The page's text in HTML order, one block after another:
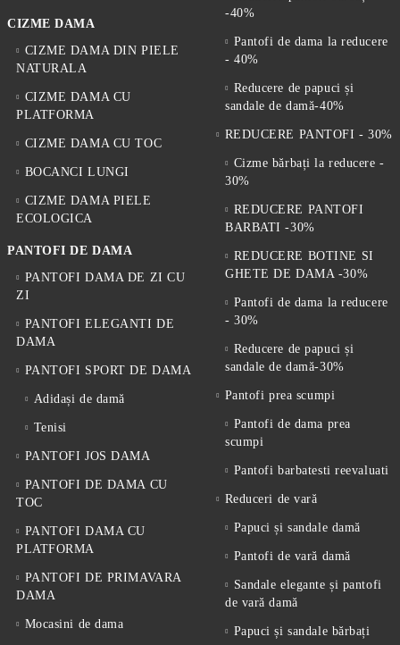
CIZME DAMA
CIZME DAMA DIN PIELE
NATURALA
CIZME DAMA CU
PLATFORMA
CIZME DAMA CU TOC
BOCANCI LUNGI
CIZME DAMA PIELE
ECOLOGICA
PANTOFI DE DAMA
PANTOFI DAMA DE ZI CU
ZI
PANTOFI ELEGANTI DE
DAMA
PANTOFI SPORT DE DAMA
Adidași de damă
Tenisi
PANTOFI JOS DAMA
PANTOFI DE DAMA CU
TOC
PANTOFI DAMA CU
PLATFORMA
PANTOFI DE PRIMAVARA
DAMA
Mocasini de dama
-40%
Pantofi de dama la reducere
- 40%
Reducere de papuci și
sandale de damă-40%
REDUCERE PANTOFI - 30%
Cizme bărbați la reducere -
30%
REDUCERE PANTOFI
BARBATI -30%
REDUCERE BOTINE SI
GHETE DE DAMA -30%
Pantofi de dama la reducere
- 30%
Reducere de papuci și
sandale de damă-30%
Pantofi prea scumpi
Pantofi de dama prea
scumpi
Pantofi barbatesti reevaluati
Reduceri de vară
Papuci și sandale damă
Pantofi de vară damă
Sandale elegante și pantofi
de vară damă
Papuci și sandale bărbați